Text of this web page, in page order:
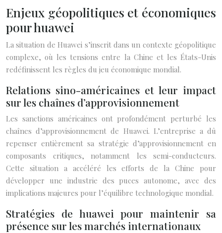
Enjeux géopolitiques et économiques
pour huawei
La situation de Huawei s’inscrit dans un contexte géopolitique
complexe, où les tensions entre la Chine et les États-Unis
redéfinissent les règles du jeu économique mondial.
Relations sino-américaines et leur impact
sur les chaînes d’approvisionnement
Les sanctions américaines ont profondément perturbé les
chaînes d’approvisionnement de Huawei. L’entreprise a dû
repenser entièrement sa stratégie d’approvisionnement en
composants critiques, notamment les semi-conducteurs.
Cette situation a accéléré les efforts de la Chine pour
développer une industrie des puces autonome, avec des
implications majeures pour l’équilibre technologique mondial.
Stratégies de huawei pour maintenir sa
présence sur les marchés internationaux